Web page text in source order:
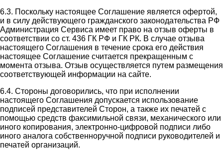
6.3. Поскольку настоящее Соглашение является офертой,
и в силу действующего гражданского законодательства РФ
Администрация Сервиса имеет право на отзыв оферты в
соответствии со ст. 436 ГК РФ и ГК РК. В случае отзыва
настоящего Соглашения в течение срока его действия
настоящее Соглашение считается прекращенным с
момента отзыва. Отзыв осуществляется путем размещения
соответствующей информации на сайте.
6.4. Стороны договорились, что при исполнении
настоящего Соглашения допускается использование
подписей представителей Сторон, а также их печатей с
помощью средств факсимильной связи, механического или
иного копирования, электронно-цифровой подписи либо
иного аналога собственноручной подписи руководителей и
печатей организаций.